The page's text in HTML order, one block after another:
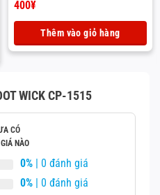
Giá
500¥.
400¥
tại
là:
Thêm vào giỏ hàng
WICK CP-1515
CÓ
NÀO
0% | 0 đánh giá
0% | 0 đánh giá